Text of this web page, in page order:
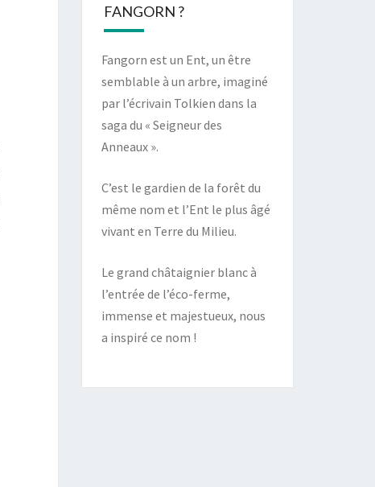
FANGORN ?
Fangorn est un Ent, un être
semblable à un arbre, imaginé
par l’écrivain Tolkien dans la
saga du « Seigneur des
Anneaux ».
C’est le gardien de la forêt du
même nom et l’Ent le plus âgé
vivant en Terre du Milieu.
Le grand châtaignier blanc à
l’entrée de l’éco-ferme,
immense et majestueux, nous
a inspiré ce nom !